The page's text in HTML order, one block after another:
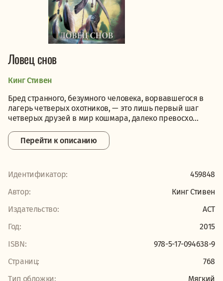
Ловец снов
Кинг Стивен
Бред странного, безумного человека, ворвавшегося в
лагерь четверых охотников, — это лишь первый шаг
четверых друзей в мир кошмара, далеко превосхо...
Перейти к описанию
Идентификатор:
459848
Автор:
Кинг Стивен
Издательство:
АСТ
Год:
2015
ISBN:
978-5-17-094638-9
Страниц:
768
Тип обложки:
Мягкий